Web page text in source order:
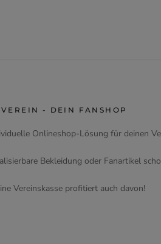
- DEIN FANSHOP
Onlineshop-Lösung für deinen
Bekleidung oder Fanartikel
Vereinskasse profitiert auch davon!